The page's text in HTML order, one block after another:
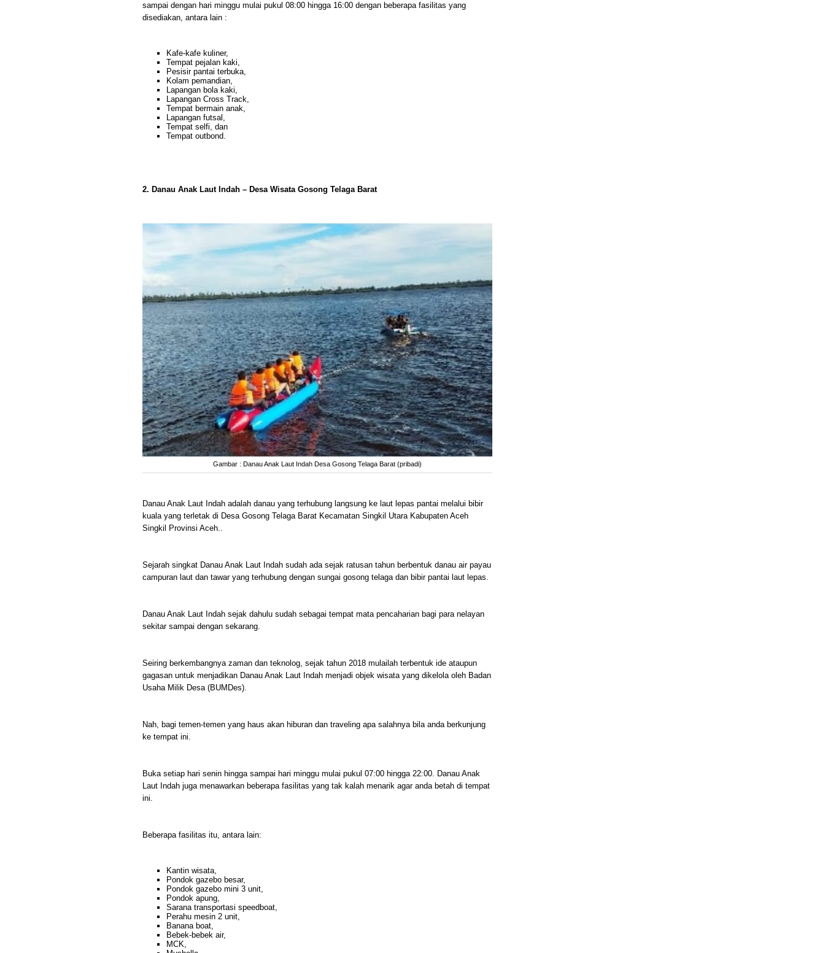
sampai dengan hari minggu mulai pukul 08:00 hingga 16:00 dengan beberapa fasilitas yang
disediakan, antara lain :
Kafe-kafe kuliner,
Tempat pejalan kaki,
Pesisir pantai terbuka,
Kolam pemandian,
Lapangan bola kaki,
Lapangan Cross Track,
Tempat bermain anak,
Lapangan futsal,
Tempat selfi, dan
Tempat outbond.
2. Danau Anak Laut Indah – Desa Wisata Gosong Telaga Barat
Gambar : Danau Anak Laut Indah Desa Gosong Telaga Barat (pribadi)
Danau Anak Laut Indah adalah danau yang terhubung langsung ke laut lepas pantai melalui bibir
kuala yang terletak di Desa Gosong Telaga Barat Kecamatan Singkil Utara Kabupaten Aceh
Singkil Provinsi Aceh..
Sejarah singkat Danau Anak Laut Indah sudah ada sejak ratusan tahun berbentuk danau air payau
campuran laut dan tawar yang terhubung dengan sungai gosong telaga dan bibir pantai laut lepas.
Danau Anak Laut Indah sejak dahulu sudah sebagai tempat mata pencaharian bagi para nelayan
sekitar sampai dengan sekarang.
Seiring berkembangnya zaman dan teknolog, sejak tahun 2018 mulailah terbentuk ide ataupun
gagasan untuk menjadikan Danau Anak Laut Indah menjadi objek wisata yang dikelola oleh Badan
Usaha Milik Desa (BUMDes).
Nah, bagi temen-temen yang haus akan hiburan dan traveling apa salahnya bila anda berkunjung
ke tempat ini.
Buka setiap hari senin hingga sampai hari minggu mulai pukul 07:00 hingga 22:00. Danau Anak
Laut Indah juga menawarkan beberapa fasilitas yang tak kalah menarik agar anda betah di tempat
ini.
Beberapa fasilitas itu, antara lain:
Kantin wisata,
Pondok gazebo besar,
Pondok gazebo mini 3 unit,
Pondok apung,
Sarana transportasi speedboat,
Perahu mesin 2 unit,
Banana boat,
Bebek-bebek air,
MCK,